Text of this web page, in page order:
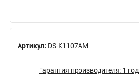
Артикул: DS-K1107AM
Гарантия производителя: 1 год